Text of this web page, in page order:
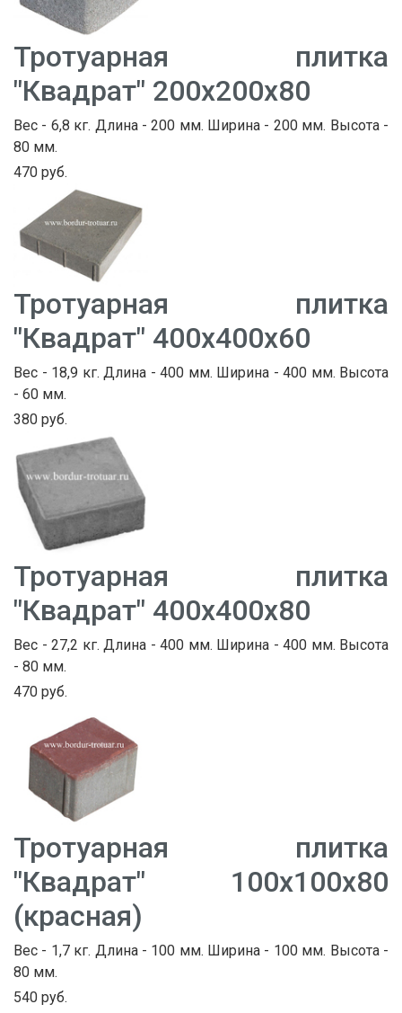
Тротуарная плитка
"Квадрат" 200х200х80
Вес - 6,8 кг. Длина - 200 мм. Ширина - 200 мм. Высота -
80 мм.
470 руб.
Тротуарная плитка
"Квадрат" 400х400х60
Вес - 18,9 кг. Длина - 400 мм. Ширина - 400 мм. Высота
- 60 мм.
380 руб.
Тротуарная плитка
"Квадрат" 400х400х80
Вес - 27,2 кг. Длина - 400 мм. Ширина - 400 мм. Высота
- 80 мм.
470 руб.
Тротуарная плитка
"Квадрат" 100х100х80
(красная)
Вес - 1,7 кг. Длина - 100 мм. Ширина - 100 мм. Высота -
80 мм.
540 руб.